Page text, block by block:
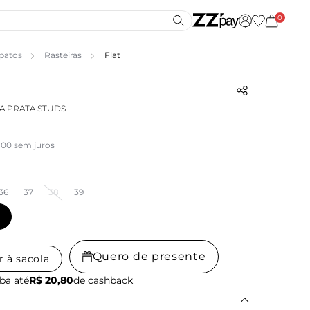
0
Rasteiras Flat
PRATA STUDS
sem juros
37 38 39
à sacola Quero de presente
atéR$ 20,80de cashback